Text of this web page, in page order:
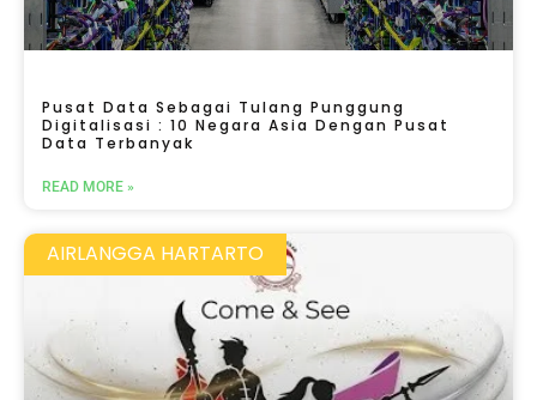
Pusat Data Sebagai Tulang Punggung
Digitalisasi : 10 Negara Asia Dengan Pusat
Data Terbanyak
READ MORE »
AIRLANGGA HARTARTO